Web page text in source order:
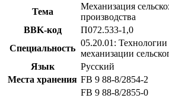
Тема
Механизация
производства
BBK-код
П072.533-1,0
Специальность
05.20.01: Технологии
механизации
Язык
Русский
Места хранения FB 9 88-8/2854-2
FB 9 88-8/2855-0